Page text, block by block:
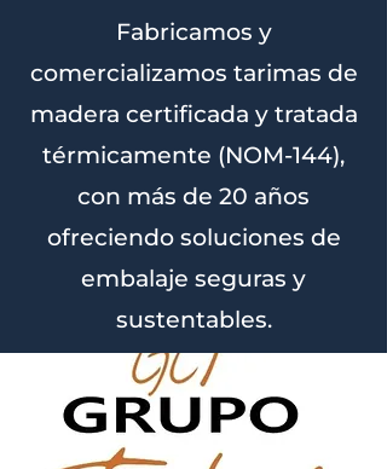
Fabricamos y
comercializamos tarimas de
madera certificada y tratada
térmicamente (NOM-144),
con más de 20 años
ofreciendo soluciones de
embalaje seguras y
sustentables.